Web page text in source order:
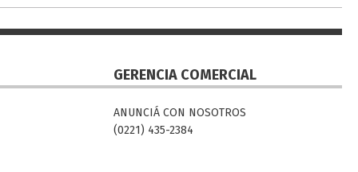
GERENCIA COMERCIAL
ANUNCIÁ CON NOSOTROS
(0221) 435-2384